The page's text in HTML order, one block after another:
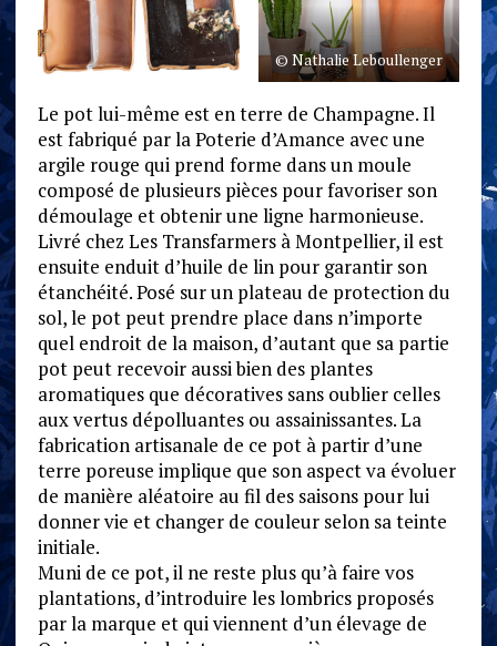
© Nathalie Leboullenger
Le pot lui-même est en terre de Champagne. Il
est fabriqué par la Poterie d’Amance avec une
argile rouge qui prend forme dans un moule
composé de plusieurs pièces pour favoriser son
démoulage et obtenir une ligne harmonieuse.
Livré chez Les Transfarmers à Montpellier, il est
ensuite enduit d’huile de lin pour garantir son
étanchéité. Posé sur un plateau de protection du
sol, le pot peut prendre place dans n’importe
quel endroit de la maison, d’autant que sa partie
pot peut recevoir aussi bien des plantes
aromatiques que décoratives sans oublier celles
aux vertus dépolluantes ou assainissantes. La
fabrication artisanale de ce pot à partir d’une
terre poreuse implique que son aspect va évoluer
de manière aléatoire au fil des saisons pour lui
donner vie et changer de couleur selon sa teinte
initiale.
Muni de ce pot, il ne reste plus qu’à faire vos
plantations, d’introduire les lombrics proposés
par la marque et qui viennent d’un élevage de